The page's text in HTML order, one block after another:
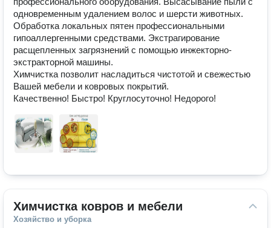
одновременным удалением волос и шерсти животных.
Обработка локальных пятен профессиональными
гипоаллергенными средствами. Экстрагирование
расщепленных загрязнений с помощью инжекторно-
экстракторной машины.
Химчистка позволит насладиться чистотой и свежестью
Вашей мебели и ковровых покрытий.
Качественно! Быстро! Круглосуточно! Недорого!
Химчистка ковров и мебели
Хозяйство и уборка